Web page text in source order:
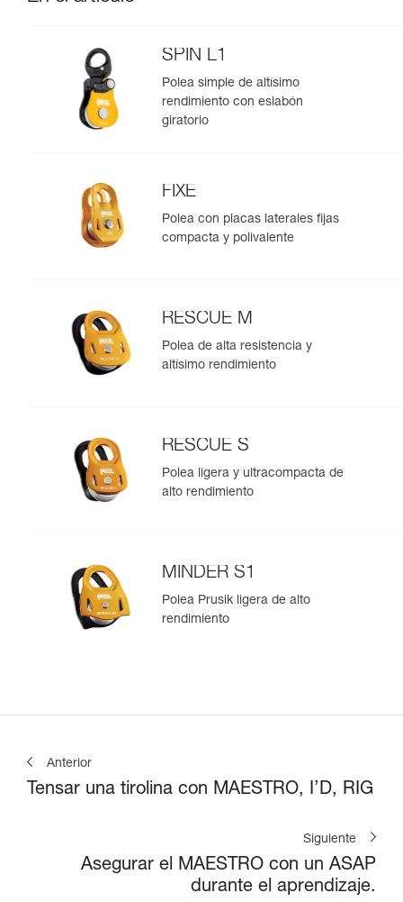
SPIN L1
Polea simple de altísimo
rendimiento con eslabón
giratorio
FIXE
Polea con placas laterales fijas
compacta y polivalente
RESCUE M
Polea de alta resistencia y
altísimo rendimiento
RESCUE S
Polea ligera y ultracompacta de
alto rendimiento
MINDER S1
Polea Prusik ligera de alto
rendimiento
Anterior
Tensar una tirolina con MAESTRO, I’D, RIG
Siguiente
Asegurar el MAESTRO con un ASAP
durante el aprendizaje.